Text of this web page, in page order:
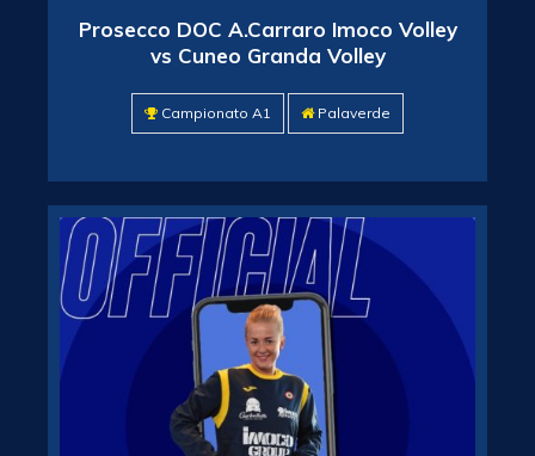
Prosecco DOC A.Carraro Imoco Volley
vs Cuneo Granda Volley
Campionato A1 Palaverde